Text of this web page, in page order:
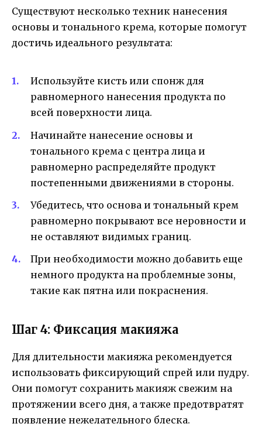
Существуют несколько техник нанесения
основы и тонального крема, которые помогут
достичь идеального результата:
Используйте кисть или спонж для
равномерного нанесения продукта по
всей поверхности лица.
Начинайте нанесение основы и
тонального крема с центра лица и
равномерно распределяйте продукт
постепенными движениями в стороны.
Убедитесь, что основа и тональный крем
равномерно покрывают все неровности и
не оставляют видимых границ.
При необходимости можно добавить еще
немного продукта на проблемные зоны,
такие как пятна или покраснения.
Шаг 4: Фиксация макияжа
Для длительности макияжа рекомендуется
использовать фиксирующий спрей или пудру.
Они помогут сохранить макияж свежим на
протяжении всего дня, а также предотвратят
появление нежелательного блеска.